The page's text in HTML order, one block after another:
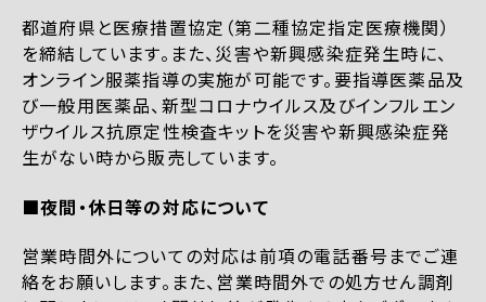
都道府県と医療措置協定（第二種協定指定医療機関）
を締結しています。また、災害や新興感染症発生時に、
オンライン服薬指導の実施が可能です。要指導医薬品及
び一般用医薬品、新型コロナウイルス及びインフルエン
ザウイルス抗原定性検査キットを災害や新興感染症発
生がない時から販売しています。
■夜間・休日等の対応について
営業時間外についての対応は前項の電話番号までご連
絡をお願いします。また、営業時間外での処方せん調剤